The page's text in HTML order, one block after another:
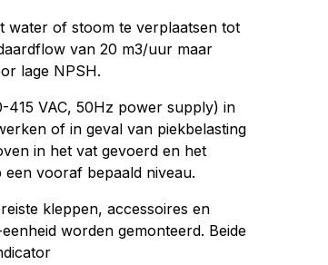
water of stoom te verplaatsen tot
van 20 m3/uur maar
lage NPSH.
415 VAC, 50Hz power supply) in
of in geval van piekbelasting
in het vat gevoerd en het
vooraf bepaald niveau.
kleppen, accessoires en
worden gemonteerd. Beide